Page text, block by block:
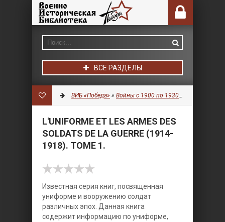
ВСЕ РАЗДЕЛЫ
ВИБ «Победа» » Войны с 1900 по 1930 гг.
L'UNIFORME ET LES ARMES DES
SOLDATS DE LA GUERRE (1914-
1918). TOME 1.
Известная серия книг, посвященная
униформе и вооружению солдат
различных эпох. Данная книга
содержит информацию по униформе,